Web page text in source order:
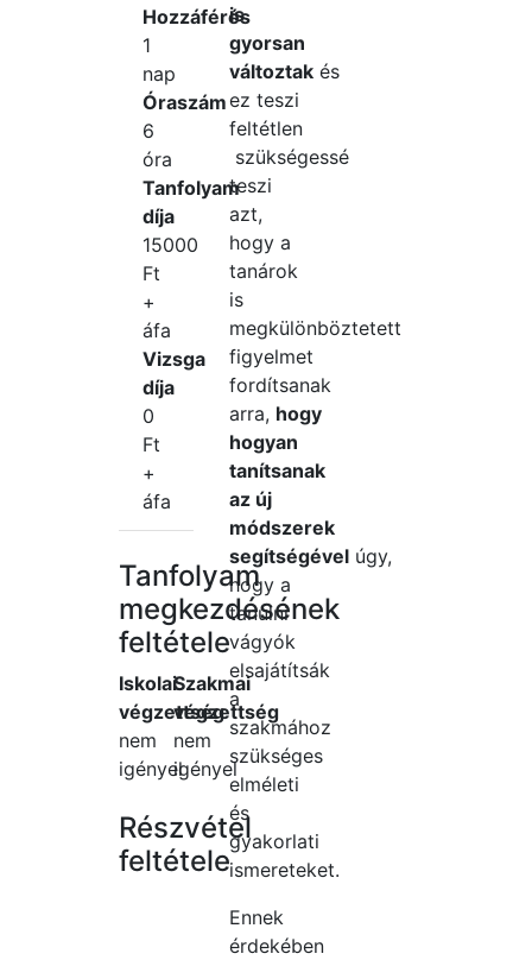
Hozzáférés
1
nap
Óraszám
6
óra
Tanfolyam
díja
15000
Ft
+
áfa
Vizsga
díja
0
Ft
+
áfa
Tanfolyam
megkezdésének
feltétele
Iskolai
végzettség
nem
igényel
Szakmai
végzettség
nem
igényel
Részvétel
feltétele
is
gyorsan
változtakés
ez teszi
feltétlen
szükségessé
teszi
azt,
hogy a
tanárok
is
megkülönböztetett
figyelmet
fordítsanak
arra, hogy
hogyan
tanítsanak
az új
módszerek
segítségévelúgy,
hogy a
tanulni
vágyók
elsajátítsák
a
szakmához
szükséges
elméleti
és
gyakorlati
ismereteket.
Ennek
érdekében